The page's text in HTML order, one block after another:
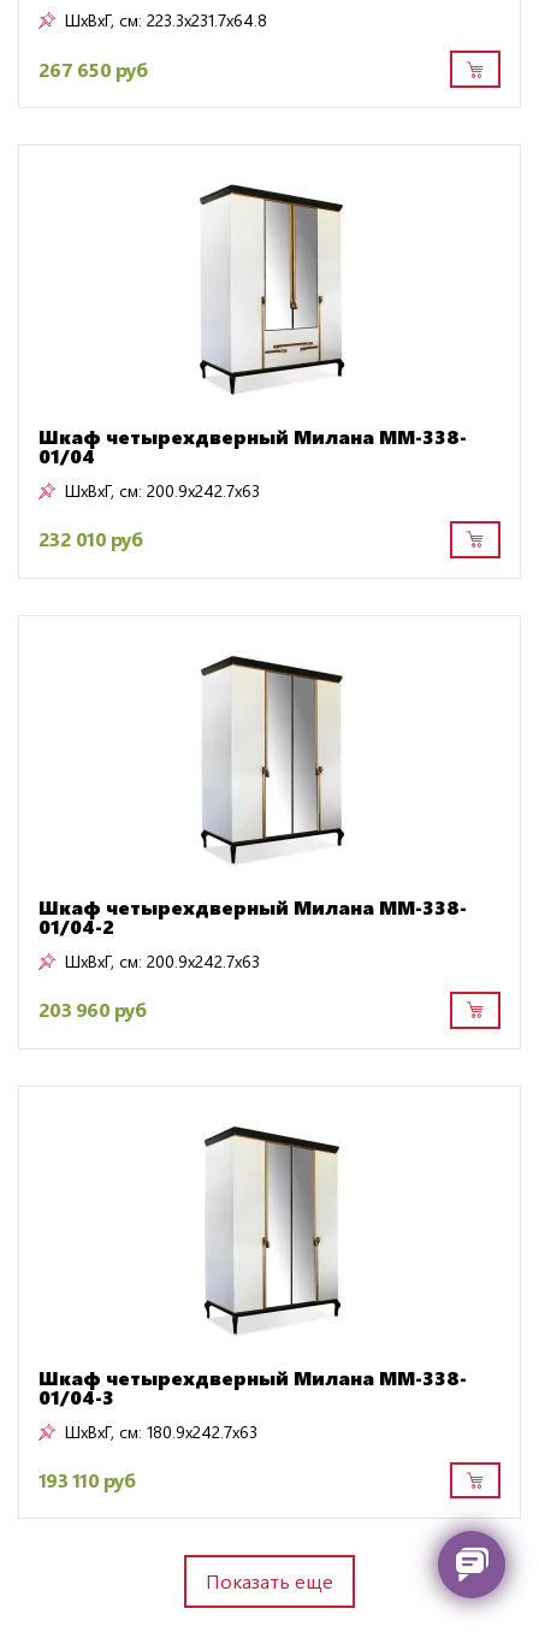
ШxВxГ, см: 223.3x231.7x64.8
267 650 руб
Шкаф четырехдверный Милана ММ-338-
01/04
ШxВxГ, см: 200.9x242.7x63
232 010 руб
Шкаф четырехдверный Милана ММ-338-
01/04-2
ШxВxГ, см: 200.9x242.7x63
203 960 руб
Шкаф четырехдверный Милана ММ-338-
01/04-3
ШxВxГ, см: 180.9x242.7x63
193 110 руб
Показать еще